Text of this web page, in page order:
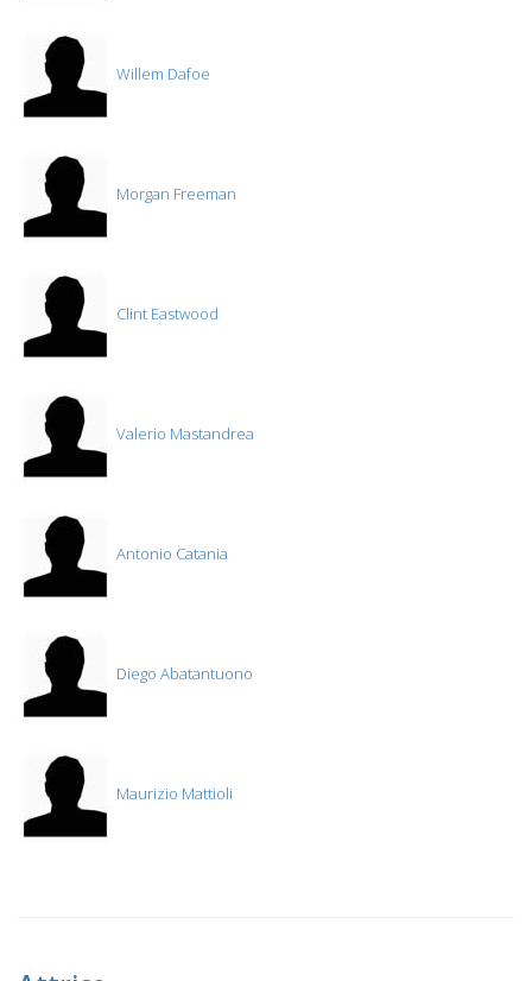
Willem Dafoe
Morgan Freeman
Clint Eastwood
Valerio Mastandrea
Antonio Catania
Diego Abatantuono
Maurizio Mattioli